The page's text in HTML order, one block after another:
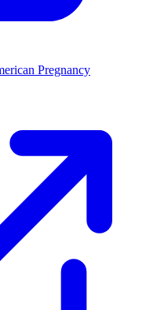
Pregnancy